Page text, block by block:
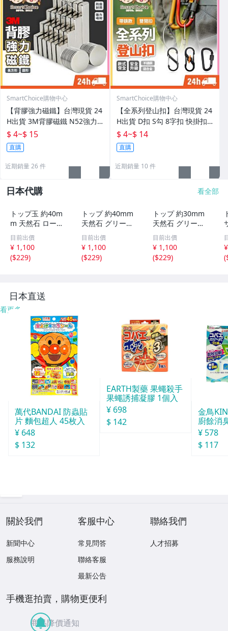
SmartChoice購物中心
【背膠強力磁鐵】台灣現貨 24
H出貨 3M背膠磁鐵 N52強力
磁鐵 雙面膠磁鐵 貼片磁鐵 磁
鐵貼 強磁 磁鐵片 長方形磁鐵
【A0305】
$ 4~$ 15
直購
近期銷量 26 件
SmartChoice購物中心
【全系列登山扣】台灣現貨 24
H出貨 D扣 S勾 8字扣 快掛扣
鑰匙扣 背包露營扣環 背包露營
掛勾 露營背包配件 扣環組【A
0304】
$ 4~$ 14
直購
近期銷量 10 件
日本代購 看全部
トップ玉 約40m
m 天然石 ローズ
ジュエリー Tears
サンキャッチャー
パワーストーン
アクセサリー イ
目前出價
¥ 1,100
($229)
トップ 約40mm
天然石 グリーン
アベンチュリン T
inker Bell 妖精の
サンキャッチャー
パワーストーン
目前出價
¥ 1,100
($229)
トップ 約30mm
天然石 グリーン
アベンチュリン T
inker Bell 妖精の
サンキャッチャー
パワーストーン
目前出價
¥ 1,100
($229)
(
日本直送
看更多
萬代BANDAI 防蟲貼
片 麵包超人 45枚入
¥ 648
$ 132
EARTH製藥 果蠅殺手
果蠅誘捕凝膠 1個入
¥ 698
$ 142
金鳥
廚餘消
分
¥ 578
$ 117
關於我們
新聞中心
服務說明
客服中心
常見問答
聯絡客服
最新公告
聯絡我們
人才招募
手機逛拍賣，購物更便利
商品降價通知